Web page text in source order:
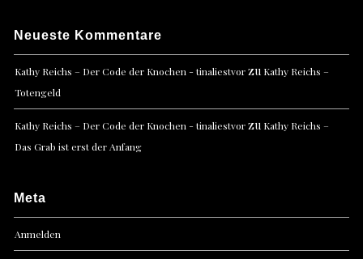
Neueste Kommentare
Kathy Reichs – Der Code der Knochen - tinaliestvorzu Kathy Reichs –
Totengeld
Kathy Reichs – Der Code der Knochen - tinaliestvorzu Kathy Reichs –
Das Grab ist erst der Anfang
Meta
Anmelden